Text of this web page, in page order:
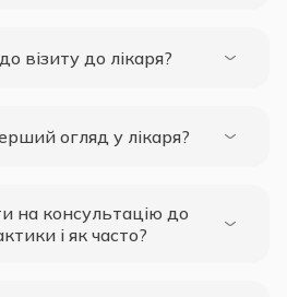
візиту до лікаря?
огляд у лікаря?
на консультацію до
і як часто?